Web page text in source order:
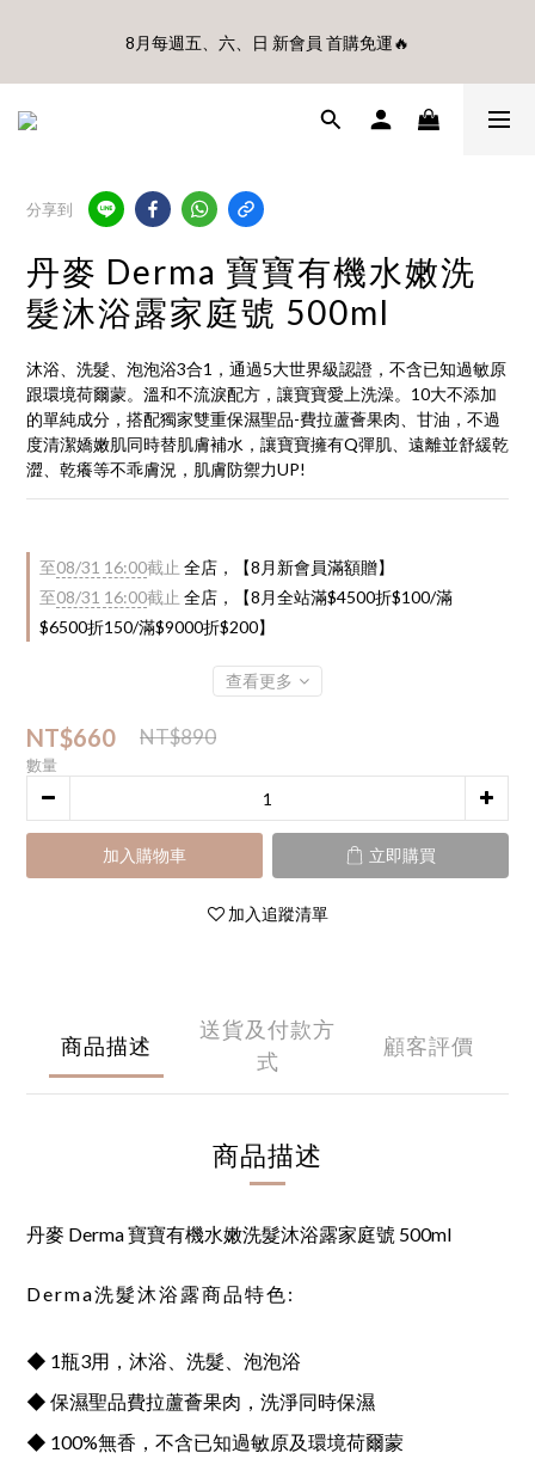
Disney輕量摺疊椅(不累贈)🎊
Disney輕量摺疊椅(不累贈)🎊
分享到
丹麥 Derma 寶寶有機水嫩洗
髮沐浴露家庭號 500ml
沐浴、洗髮、泡泡浴3合1，通過5大世界級認證，不含已知過敏原
跟環境荷爾蒙。溫和不流淚配方，讓寶寶愛上洗澡。10大不添加
的單純成分，搭配獨家雙重保濕聖品-費拉蘆薈果肉、甘油，不過
度清潔嬌嫩肌同時替肌膚補水，讓寶寶擁有Q彈肌、遠離並舒緩乾
澀、乾癢等不乖膚況，肌膚防禦力UP!
至08/31 16:00截止 全店，【8月新會員滿額贈】
至08/31 16:00截止 全店，【8月全站滿$4500折$100/滿
$6500折150/滿$9000折$200】
查看更多
NT$660 NT$890
數量
加入購物車 立即購買
加入追蹤清單
商品描述
送貨及付款方
式
顧客評價
商品描述
丹麥 Derma 寶寶有機水嫩洗髮沐浴露家庭號 500ml
Derma洗髮沐浴露商品特色:
◆ 1瓶3用，沐浴、洗髮、泡泡浴
◆ 保濕聖品費拉蘆薈果肉，洗淨同時保濕
◆ 100%無香，不含已知過敏原及環境荷爾蒙